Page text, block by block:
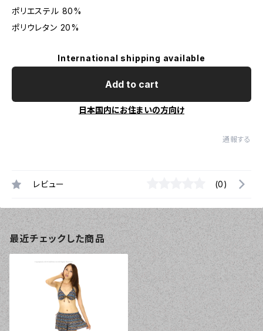
ポリエステル 80%
ポリウレタン 20%
International shipping available
Add to cart
日本国内にお住まいの方向け
通報する
レビュー (0)
最近チェックした商品